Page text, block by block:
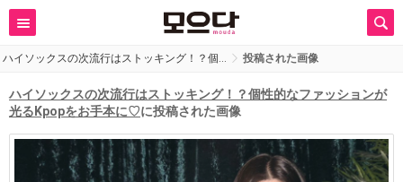
ハイソックスの次流行はストッキング！？個… 投稿された画像
ハイソックスの次流行はストッキング！？個性的なファッションが
光るKpopをお手本に♡に投稿された画像